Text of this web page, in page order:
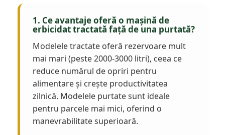
1. Ce avantaje oferă o mașină de
erbicidat tractată față de una purtată?
Modelele tractate oferă rezervoare mult
mai mari (peste 2000-3000 litri), ceea ce
reduce numărul de opriri pentru
alimentare și crește productivitatea
zilnică. Modelele purtate sunt ideale
pentru parcele mai mici, oferind o
manevrabilitate superioară.